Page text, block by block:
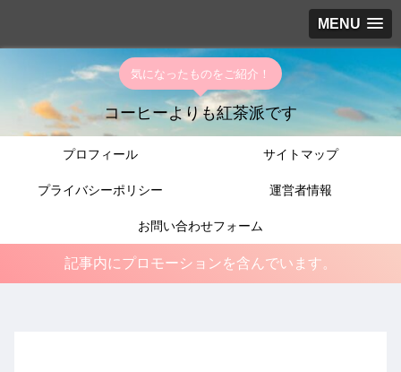
MENU
気になったものをご紹介！
コーヒーよりも紅茶派です
プロフィール サイトマップ
プライバシーポリシー 運営者情報
お問い合わせフォーム
記事内にプロモーションを含んでいます。